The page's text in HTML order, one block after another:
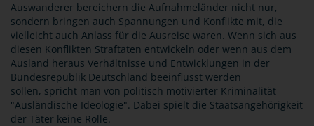
Auswanderer bereichern die Aufnahmeländer nicht nur,
sondern bringen auch Spannungen und Konflikte mit, die
vielleicht auch Anlass für die Ausreise waren. Wenn sich aus
diesen Konflikten Straftaten entwickeln oder wenn aus dem
Ausland heraus Verhältnisse und Entwicklungen in der
Bundesrepublik Deutschland beeinflusst werden
sollen, spricht man von politisch motivierter Kriminalität
"Ausländische Ideologie". Dabei spielt die Staatsangehörigkeit
der Täter keine Rolle.